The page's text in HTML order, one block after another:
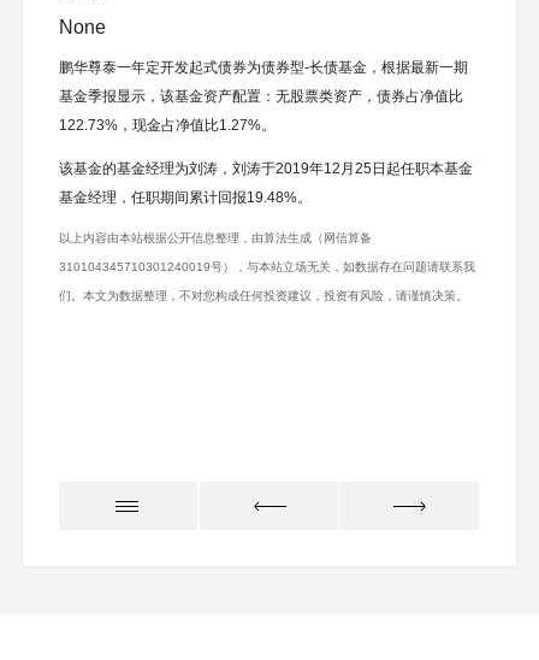
None
鹏华尊泰一年定开发起式债券为债券型-长债基金，根据最新一期
基金季报显示，该基金资产配置：无股票类资产，债券占净值比
122.73%，现金占净值比1.27%。
该基金的基金经理为刘涛，刘涛于2019年12月25日起任职本基金
基金经理，任职期间累计回报19.48%。
以上内容由本站根据公开信息整理，由算法生成（网信算备
310104345710301240019号），与本站立场无关，如数据存在问题请联系我
们。本文为数据整理，不对您构成任何投资建议，投资有风险，请谨慎决策。